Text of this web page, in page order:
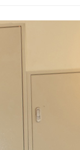
上)免運費
以上)免運費